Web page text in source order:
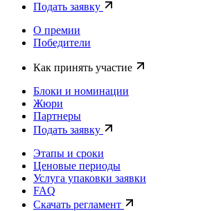
Подать заявку
О премии
Победители
Как принять участие
Блоки и номинации
Жюри
Партнеры
Подать заявку
Этапы и сроки
Ценовые периоды
Услуга упаковки заявки
FAQ
Скачать регламент